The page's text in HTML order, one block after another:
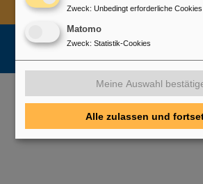
Urheberrecht
Erklärung zur
Zweck: Unbedingt erforderliche Cookies
Matomo
Zweck: Statistik-Cookies
Meine Auswahl
Alle zulassen und